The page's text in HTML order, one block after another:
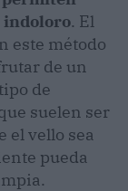
indoloro. El
este método
de un
de
suelen ser
el vello sea
pueda